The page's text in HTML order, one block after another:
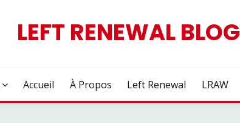
LEFT RENEWAL BLOG
Accueil À Propos Left Renewal LRAW